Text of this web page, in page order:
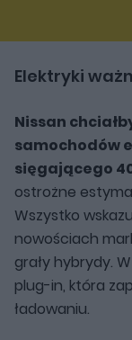
Elektryki
Nissan
samochodów
sięgającego
ostrożne
Wszystko
nowościach
grały hybrydy.
plug-in, która
ładowaniu.